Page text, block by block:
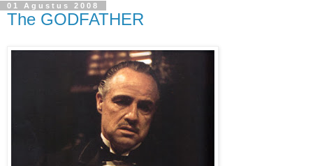
01 Agustus 2008
The GODFATHER